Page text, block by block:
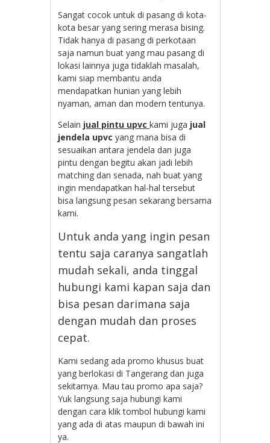
Sangat cocok untuk di pasang di kota-
kota besar yang sering merasa bising.
Tidak hanya di pasang di perkotaan
saja namun buat yang mau pasang di
lokasi lainnya juga tidaklah masalah,
kami siap membantu anda
mendapatkan hunian yang lebih
nyaman, aman dan modern tentunya.
Selain jual pintu upvckami juga jual
jendela upvc yang mana bisa di
sesuaikan antara jendela dan juga
pintu dengan begitu akan jadi lebih
matching dan senada, nah buat yang
ingin mendapatkan hal-hal tersebut
bisa langsung pesan sekarang bersama
kami.
Untuk anda yang ingin pesan
tentu saja caranya sangatlah
mudah sekali, anda tinggal
hubungi kami kapan saja dan
bisa pesan darimana saja
dengan mudah dan proses
cepat.
Kami sedang ada promo khusus buat
yang berlokasi di Tangerang dan juga
sekitarnya. Mau tau promo apa saja?
Yuk langsung saja hubungi kami
dengan cara klik tombol hubungi kami
yang ada di atas maupun di bawah ini
ya.